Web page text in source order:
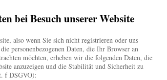
bei Besuch unserer Website
also wenn Sie sich nicht registrieren oder uns
personenbezogenen Daten, die Ihr Browser an
möchten, erheben wir die folgenden Daten, die
anzuzeigen und die Stabilität und Sicherheit zu
f DSGVO):